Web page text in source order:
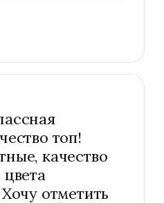
топ!
качество
отметить